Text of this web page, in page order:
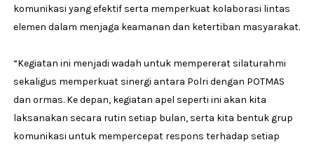
komunikasi yang efektif serta memperkuat kolaborasi lintas
elemen dalam menjaga keamanan dan ketertiban masyarakat.
“Kegiatan ini menjadi wadah untuk mempererat silaturahmi
sekaligus memperkuat sinergi antara Polri dengan POTMAS
dan ormas. Ke depan, kegiatan apel seperti ini akan kita
laksanakan secara rutin setiap bulan, serta kita bentuk grup
komunikasi untuk mempercepat respons terhadap setiap